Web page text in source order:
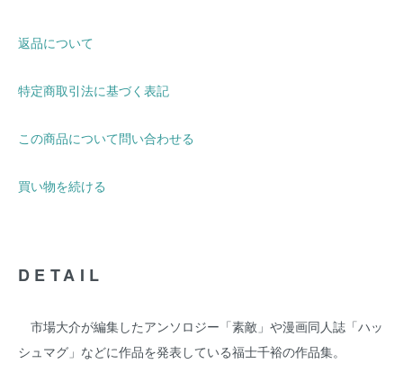
返品について
特定商取引法に基づく表記
この商品について問い合わせる
買い物を続ける
DETAIL
市場大介が編集したアンソロジー「素敵」や漫画同人誌「ハッ
シュマグ」などに作品を発表している福士千裕の作品集。